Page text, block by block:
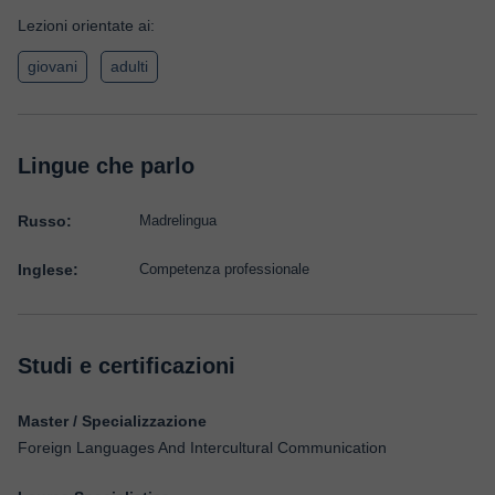
Lezioni orientate ai:
giovani adulti
Lingue che parlo
Russo: Madrelingua
Inglese: Competenza professionale
Studi e certificazioni
Master / Specializzazione
Foreign Languages And Intercultural Communication